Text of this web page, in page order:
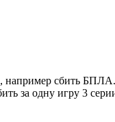
например сбить
за одну игру 3